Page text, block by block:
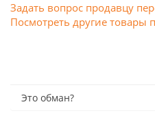
Задать вопрос продавцу
Посмотреть другие товары
Это обман?